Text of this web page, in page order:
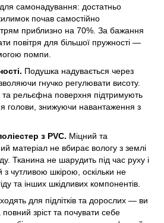
самонадування: достатньо
почав самостійно
приблизно на 70%. За бажання
повітря для більшої пружності —
помпи.
Подушка надувається через
гнучко регулювати висоту.
рельєфна поверхня підтримують
голови, знижуючи навантаження з
з PVC. Міцний та
матеріал не вбирає вологу з землі
Тканина не шарудить під час руху і
чутливою шкірою, оскільки не
та інших шкідливих компонентів.
для підлітків та дорослих — ви
зріст та почувати себе